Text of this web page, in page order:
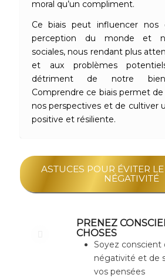
moral qu’un compliment.
Ce biais peut influencer nos
perception du monde et
sociales, nous rendant plus
et aux problèmes
détriment de notre
Comprendre ce biais permet
nos perspectives et de cultiver
positive et résiliente.
ASTUCES POUR ÉVITER
NÉGATIVITÉ
PRENEZ
CHOSES
Soyez conscient
négativité et de
vos pensées